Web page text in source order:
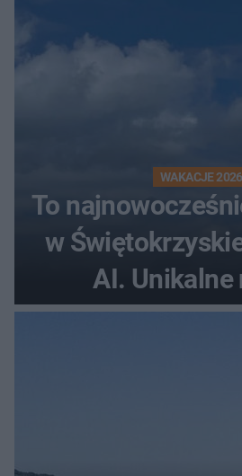
WAKACJE 2026
To
w
AI. Unikalne